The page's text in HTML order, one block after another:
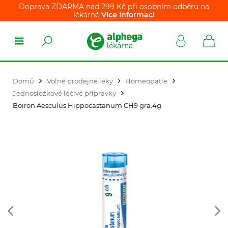
Doprava ZDARMA nad 299 Kč při osobním odběru na
lékárně Více informací
Domů Volně prodejné léky
Homeopatie
Jednosložkové léčivé přípravky
Boiron Aesculus Hippocastanum CH9 gra.4g